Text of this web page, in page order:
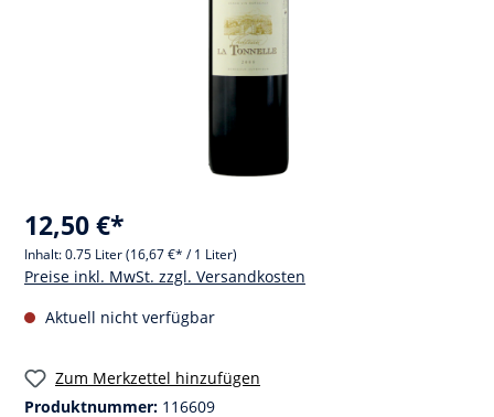
12,50 €*
Inhalt:0.75 Liter(16,67 €* / 1 Liter)
Preise inkl. MwSt. zzgl. Versandkosten
Aktuell nicht verfügbar
Zum Merkzettel hinzufügen
Produktnummer: 116609